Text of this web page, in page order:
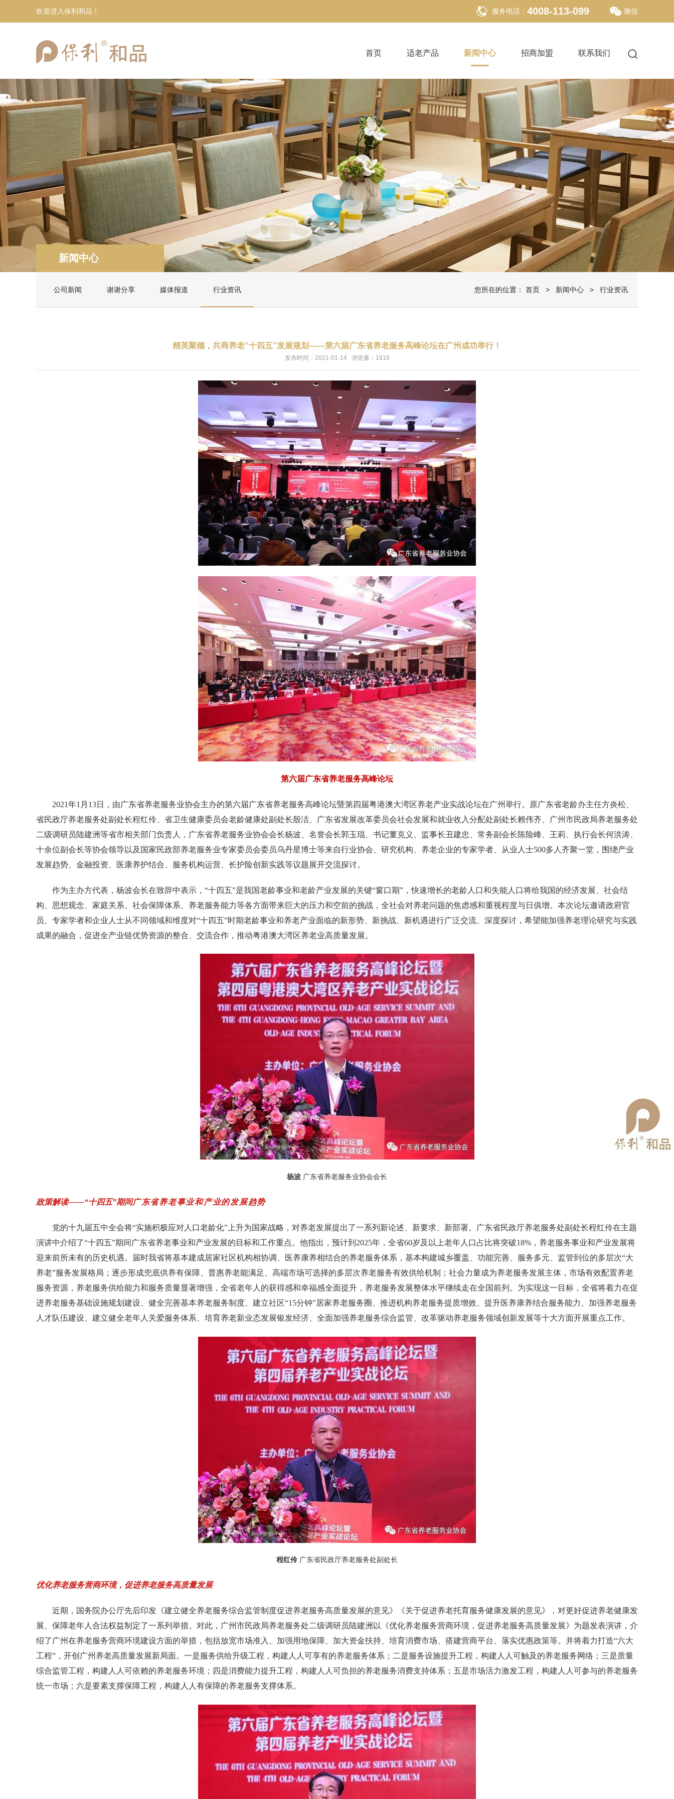
服务电话： 4008-113-099 微信
欢迎进入保利和品！
首页 适老产品 新闻中心 招商加盟 联系我们
新闻中心
您所在的位置： 首页 > 新闻中心 > 行业资讯
公司新闻 谢谢分享 媒体报道 行业资讯
精英聚穗，共商养老“十四五”发展规划——第六届广东省养老服务高峰论坛在广州成功举行！
发布时间：2021-01-14 浏览量：1916
第六届广东省养老服务高峰论坛
2021年1 月 13日，由广东省养老服务业协会主办的第六届广东省养老服务高峰论坛暨第四届粤港澳大湾区养老产业实战论坛在广州举行。原广东省老龄办主任方炎松、
省民政厅养老服务处副处长程红伶、省卫生健康委员会老龄健康处副处长殷洁、广东省发展改革委员会社会发展和就业收入分配处副处长赖伟齐、广州市民政局养老服务处
二级调研员陆建洲等省市相关部门负责人，广东省养老服务业协会会长杨波、名誉会长郭玉琨、书记董克义、监事长丑建忠、常务副会长陈险峰、王莉、执行会长何洪涛、
十余位副会长等协会领导以及国家民政部养老服务业专家委员会委员乌丹星博士等来自行业协会、研究机构、养老企业的专家学者、从业人士500多人齐聚一堂，围绕产业
发展趋势、金融投资、医康养护结合、服务机构运营、长护险创新实践等议题展开交流探讨。
作为主办方代表，杨波会长在致辞中表示， “十四五”是我国老龄事业和老龄产业发展的关键“窗口期” ，快速增长的老龄人口和失能人口将给我国的经济发展、社会结
构、思想观念、家庭关系、社会保障体系、养老服务能力等各方面带来巨大的压力和空前的挑战，全社会对养老问题的焦虑感和重视程度与日俱增。本次论坛邀请政府官
员、专家学者和企业人士从不同领域和维度对“十四五”时期老龄事业和养老产业面临的新形势、新挑战、新机遇进行广泛交流、深度探讨，希望能加强养老理论研究与实践
成果的融合，促进全产业链优势资源的整合、交流合作，推动粤港澳大湾区养老业高质量发展。
杨波 广东省养老服务业协会会长
政策解读——“十四五”期间广东省养老事业和产业的发展趋势
党的十九届五中全会将“实施积极应对人口老龄化” 上升为国家战略，对养老发展提出了一系列新论述、新要求、新部署。广东省民政厅养老服务处副处长程红伶在主题
演讲中介绍了“十四五”期间广东省养老事业和产业发展的目标和工作重点。他指出，预计到 2025年，全省60岁及以上老年人口占比将突破18% ，养老服务事业和产业发展将
迎来前所未有的历史机遇。届时我省将基本建成居家社区机构相协调、医养康养相结合的养老服务体系，基本构建城乡覆盖、功能完善、服务多元、监管到位的多层次“大
养老”服务发展格局；逐步形成兜底供养有保障、普惠养老能满足、高端市场可选择的多层次养老服务有效供给机制；社会力量成为养老服务发展主体，市场有效配置养老
服务资源，养老服务供给能力和服务质量显著增强，全省老年人的获得感和幸福感全面提升，养老服务发展整体水平继续走在全国前列。为实现这一目标，全省将着力在促
进养老服务基础设施规划建设、健全完善基本养老服务制度、建立社区“15分钟”居家养老服务圈、推进机构养老服务提质增效、提升医养康养结合服务能力、加强养老服务
人才队伍建设、建立健全老年人关爱服务体系、培育养老新业态发展银发经济、全面加强养老服务综合监管、改革驱动养老服务领域创新发展等十大方面开展重点工作。
程红伶 广东省民政厅养老服务处副处长
优化养老服务营商环境，促进养老服务高质量发展
近期，国务院办公厅先后印发《建立健全养老服务综合监管制度促进养老服务高质量发展的意见》《关于促进养老托育服务健康发展的意见》，对更好促进养老健康发
展、保障老年人合法权益制定了一系列举措。对此，广州市民政局养老服务处二级调研员陆建洲以《优化养老服务营商环境，促进养老服务高质量发展》为题发表演讲，介
绍了广州在养老服务营商环境建设方面的举措，包括放宽市场准入、加强用地保障、加大资金扶持、培育消费市场、搭建营商平台、落实优惠政策等。并将着力打造“六大
工程” ，开创广州养老高质量发展新局面。一是服务供给升级工程，构建人人可享有的养老服务体系；二是服务设施提升工程，构建人人可触及的养老服务网络；三是质量
综合监管工程，构建人人可依赖的养老服务环境；四是消费能力提升工程，构建人人可负担的养老服务消费支持体系；五是市场活力激发工程，构建人人可参与的养老服务
统一市场；六是要素支撑保障工程，构建人人有保障的养老服务支撑体系。